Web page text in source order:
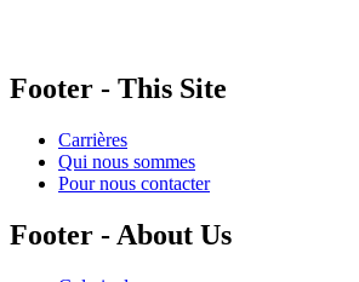
Footer - This Site
Carrières
Qui nous sommes
Pour nous contacter
Footer - About Us